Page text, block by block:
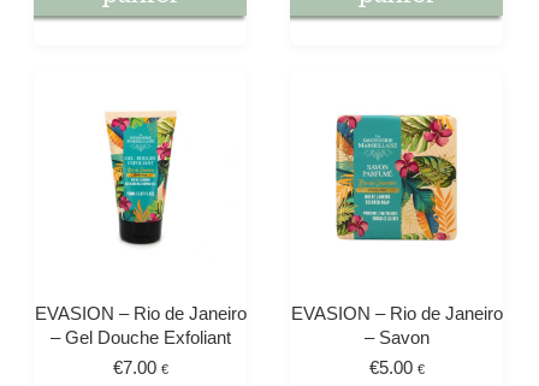
EVASION – Rio de Janeiro
– Gel Douche Exfoliant
€7.00 €
EVASION – Rio de Janeiro
– Savon
€5.00 €